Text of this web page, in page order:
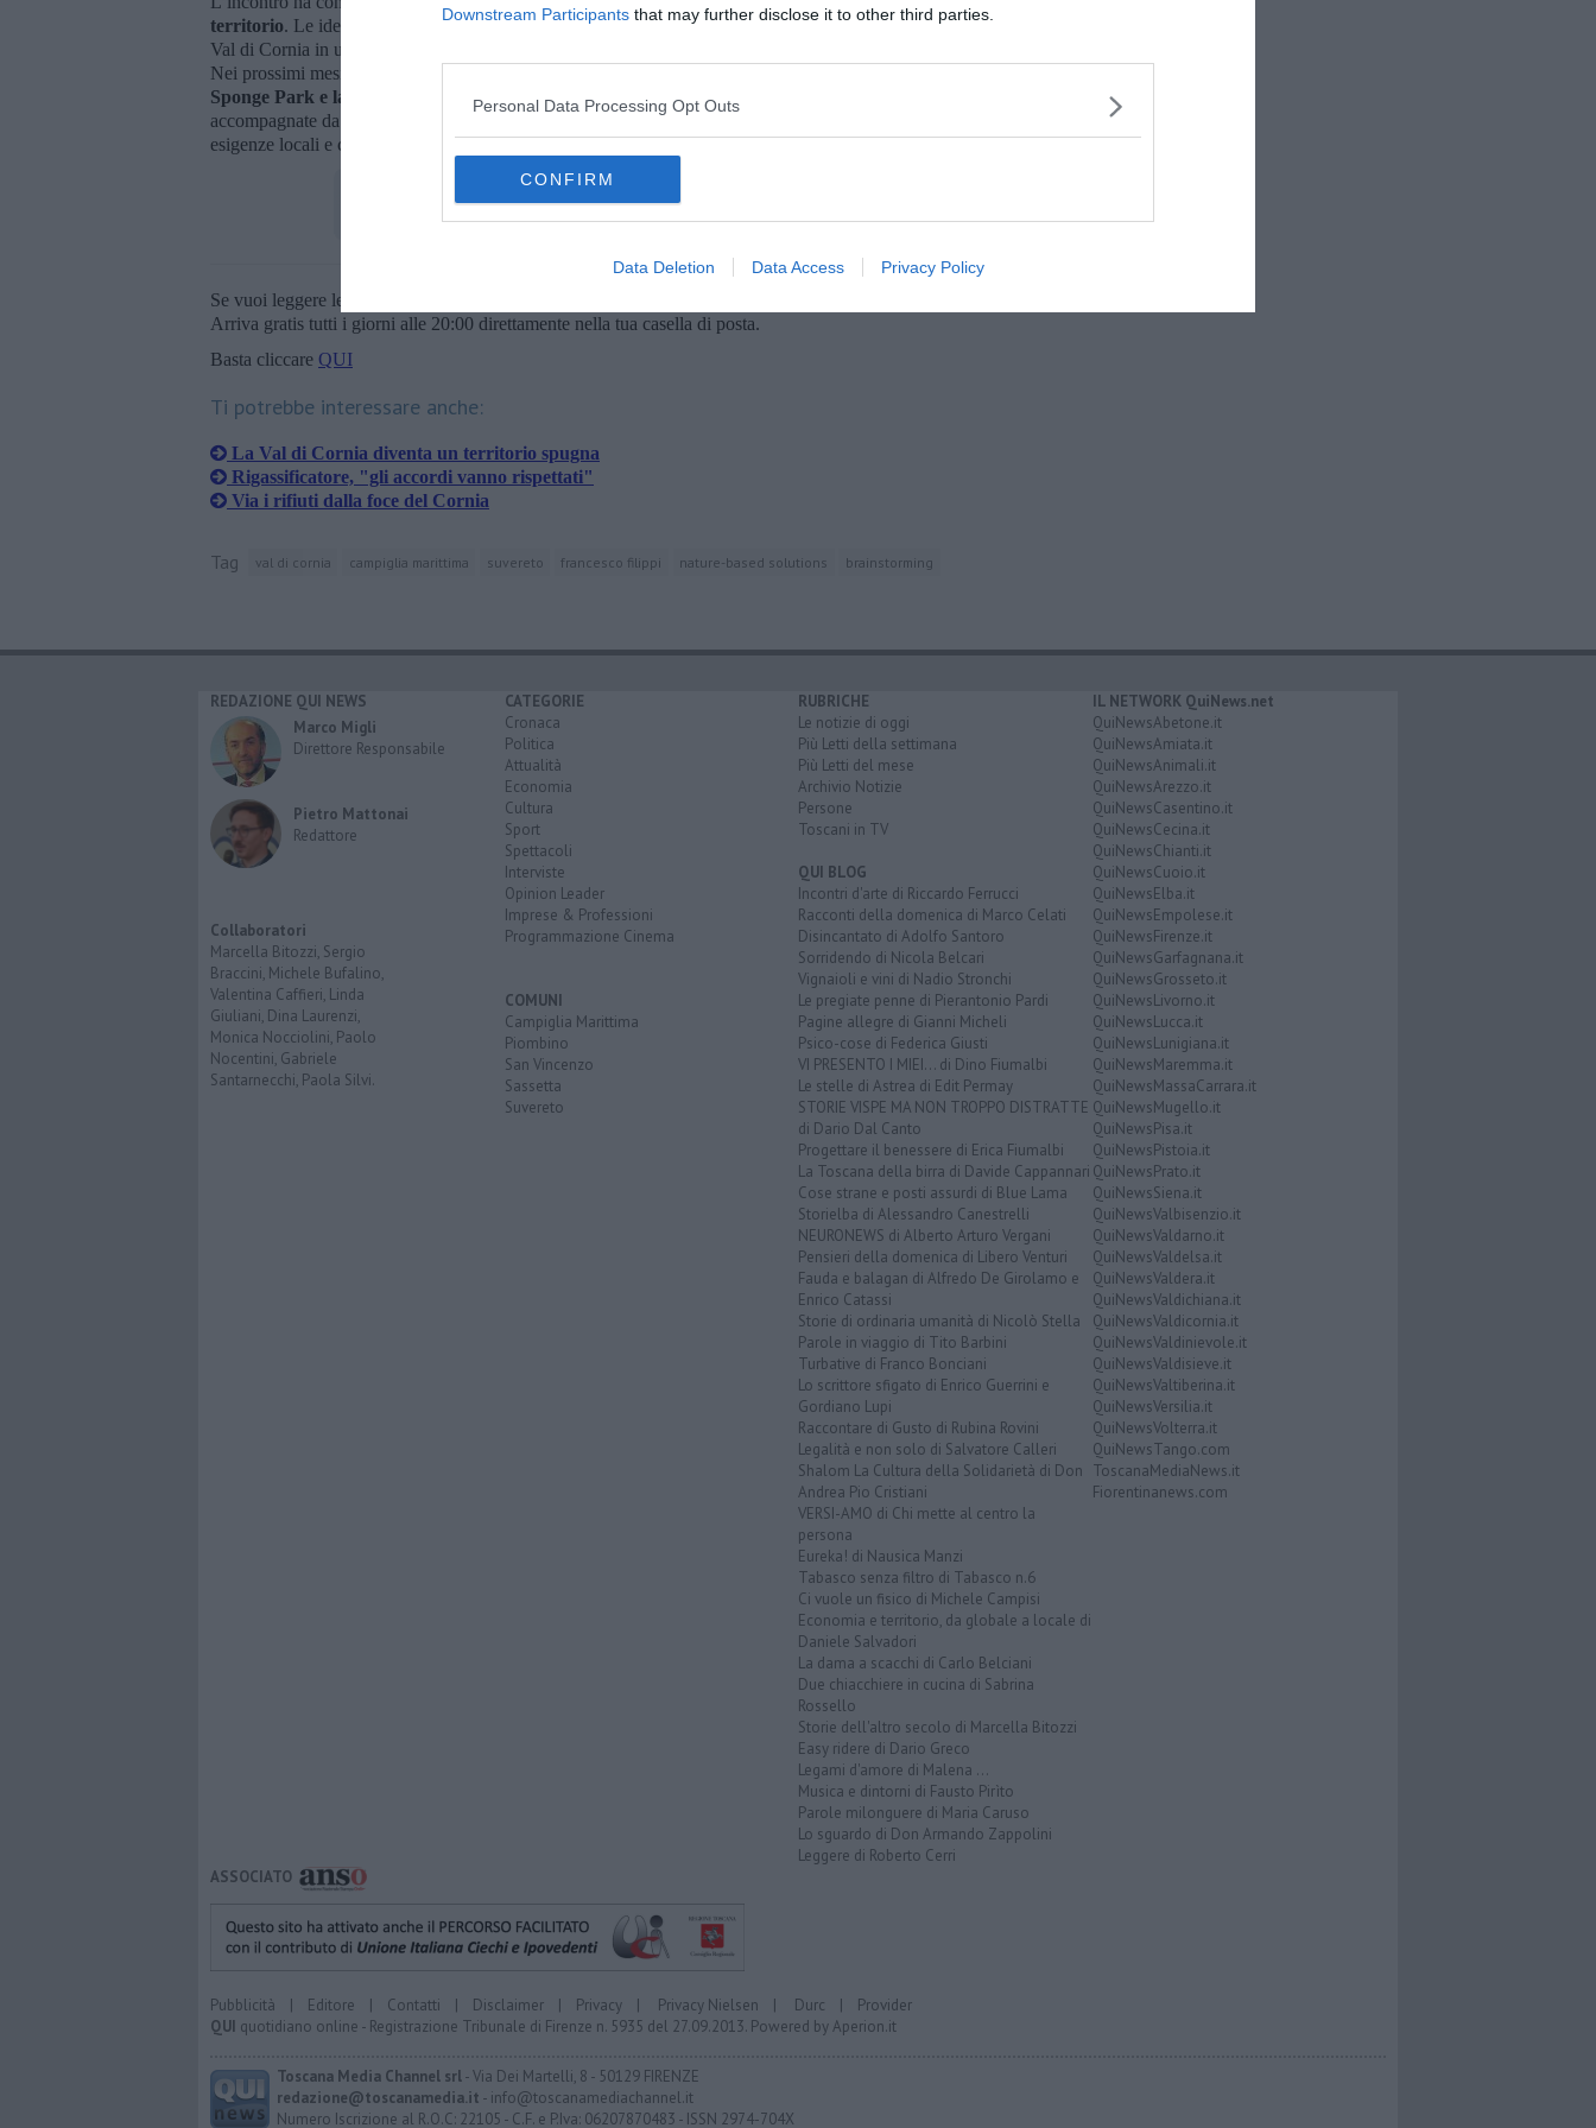
Downstream Participants that may further disclose it to other third parties.
Personal Data Processing Opt Outs
CONFIRM
Data Deletion Data Access Privacy Policy
territorio. Le idee emerse oggi saranno la base per sviluppare interventi concreti, capaci di trasformare la
Val di Cornia in un vero e proprio territorio “spugna”, pronto ad affrontare le sfide del clima che cambia.
Nei prossimi mesi il progetto entrerà nella fase operativa, con l’avvio delle attività di
Sponge Park e la definizione delle prime soluzioni basate sulla natura
accompagnate da momenti di confronto con il territorio, per garantire che ogni intervento risponda alle
esigenze locali e contribuisca a costruire una Val di Cornia più resiliente e sostenibile.
Se vuoi leggere le notizie principali della Toscana iscriviti alla
Arriva gratis tutti i giorni alle 20:00 direttamente nella tua casella di posta.
Basta cliccare QUI
Ti potrebbe interessare anche:
La Val di Cornia diventa un territorio spugna
Rigassificatore, "gli accordi vanno rispettati"
Via i rifiuti dalla foce del Cornia
Tag val di cornia campiglia marittima suvereto francesco filippi nature-based solutions brainstorming
REDAZIONE QUI NEWS
Marco Migli
Direttore Responsabile
Pietro Mattonai
Redattore
Collaboratori
Marcella Bitozzi, Sergio
Braccini, Michele Bufalino,
Valentina Caffieri, Linda
Giuliani, Dina Laurenzi,
Monica Nocciolini, Paolo
Nocentini, Gabriele
Santarnecchi, Paola Silvi.
CATEGORIE
Cronaca
Politica
Attualità
Economia
Cultura
Sport
Spettacoli
Interviste
Opinion Leader
Imprese & Professioni
Programmazione Cinema
COMUNI
Campiglia Marittima
Piombino
San Vincenzo
Sassetta
Suvereto
RUBRICHE
Le notizie di oggi
Più Letti della settimana
Più Letti del mese
Archivio Notizie
Persone
Toscani in TV
QUI BLOG
Incontri d'arte di Riccardo Ferrucci
Racconti della domenica di Marco Celati
Disincantato di Adolfo Santoro
Sorridendo di Nicola Belcari
Vignaioli e vini di Nadio Stronchi
Le pregiate penne di Pierantonio Pardi
Pagine allegre di Gianni Micheli
Psico-cose di Federica Giusti
VI PRESENTO I MIEI... di Dino Fiumalbi
Le stelle di Astrea di Edit Permay
STORIE VISPE MA NON TROPPO DISTRATTE
di Dario Dal Canto
Progettare il benessere di Erica Fiumalbi
La Toscana della birra di Davide Cappannari
Cose strane e posti assurdi di Blue Lama
Storielba di Alessandro Canestrelli
NEURONEWS di Alberto Arturo Vergani
Pensieri della domenica di Libero Venturi
Fauda e balagan di Alfredo De Girolamo e
Enrico Catassi
Storie di ordinaria umanità di Nicolò Stella
Parole in viaggio di Tito Barbini
Turbative di Franco Bonciani
Lo scrittore sfigato di Enrico Guerrini e
Gordiano Lupi
Raccontare di Gusto di Rubina Rovini
Legalità e non solo di Salvatore Calleri
Shalom La Cultura della Solidarietà di Don
Andrea Pio Cristiani
VERSI-AMO di Chi mette al centro la
persona
Eureka! di Nausica Manzi
Tabasco senza filtro di Tabasco n.6
Ci vuole un fisico di Michele Campisi
Economia e territorio, da globale a locale di
Daniele Salvadori
La dama a scacchi di Carlo Belciani
Due chiacchiere in cucina di Sabrina
Rossello
Storie dell'altro secolo di Marcella Bitozzi
Easy ridere di Dario Greco
Legami d'amore di Malena ...
Musica e dintorni di Fausto Pirìto
Parole milonguere di Maria Caruso
Lo sguardo di Don Armando Zappolini
Leggere di Roberto Cerri
IL NETWORK QuiNews.net
QuiNewsAbetone.it
QuiNewsAmiata.it
QuiNewsAnimali.it
QuiNewsArezzo.it
QuiNewsCasentino.it
QuiNewsCecina.it
QuiNewsChianti.it
QuiNewsCuoio.it
QuiNewsElba.it
QuiNewsEmpolese.it
QuiNewsFirenze.it
QuiNewsGarfagnana.it
QuiNewsGrosseto.it
QuiNewsLivorno.it
QuiNewsLucca.it
QuiNewsLunigiana.it
QuiNewsMaremma.it
QuiNewsMassaCarrara.it
QuiNewsMugello.it
QuiNewsPisa.it
QuiNewsPistoia.it
QuiNewsPrato.it
QuiNewsSiena.it
QuiNewsValbisenzio.it
QuiNewsValdarno.it
QuiNewsValdelsa.it
QuiNewsValdera.it
QuiNewsValdichiana.it
QuiNewsValdicornia.it
QuiNewsValdinievole.it
QuiNewsValdisieve.it
QuiNewsValtiberina.it
QuiNewsVersilia.it
QuiNewsVolterra.it
QuiNewsTango.com
ToscanaMediaNews.it
Fiorentinanews.com
ASSOCIATO
Pubblicità | Editore | Contatti | Disclaimer | Privacy | Privacy Nielsen | Durc | Provider
QUI quotidiano online - Registrazione Tribunale di Firenze n. 5935 del 27.09.2013. Powered byAperion.it
Toscana Media Channel srl- Via Dei Martelli, 8 - 50129 FIRENZE
redazione@toscanamedia.it - info@toscanamediachannel.it
Numero Iscrizione al R.O.C: 22105 - C.F. e P.Iva: 06207870483 - ISSN 2974-704X